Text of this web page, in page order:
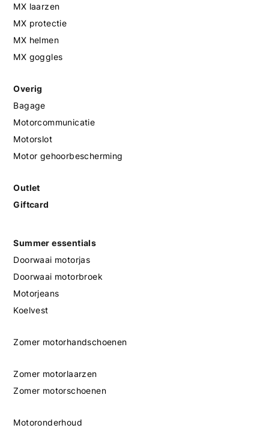
MX laarzen
MX protectie
MX helmen
MX goggles
Overig
Bagage
Motorcommunicatie
Motorslot
Motor gehoorbescherming
Outlet
Giftcard
Summer essentials
Doorwaai motorjas
Doorwaai motorbroek
Motorjeans
Koelvest
Zomer motorhandschoenen
Zomer motorlaarzen
Zomer motorschoenen
Motoronderhoud